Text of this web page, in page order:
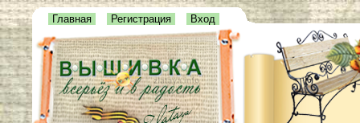
Главная Регистрация Вход